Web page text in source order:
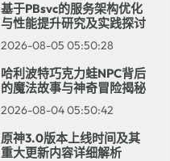
基于PBsvc的服务架构优化
与性能提升研究及实践探讨
2026-08-05 05:50:28
哈利波特巧克力蛙NPC背后
的魔法故事与神奇冒险揭秘
2026-08-04 05:50:42
原神3.0版本上线时间及其
重大更新内容详细解析